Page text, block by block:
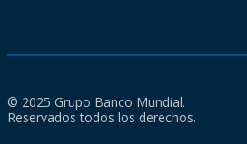
© 2025 Grupo Banco Mundial.
Reservados todos los derechos.